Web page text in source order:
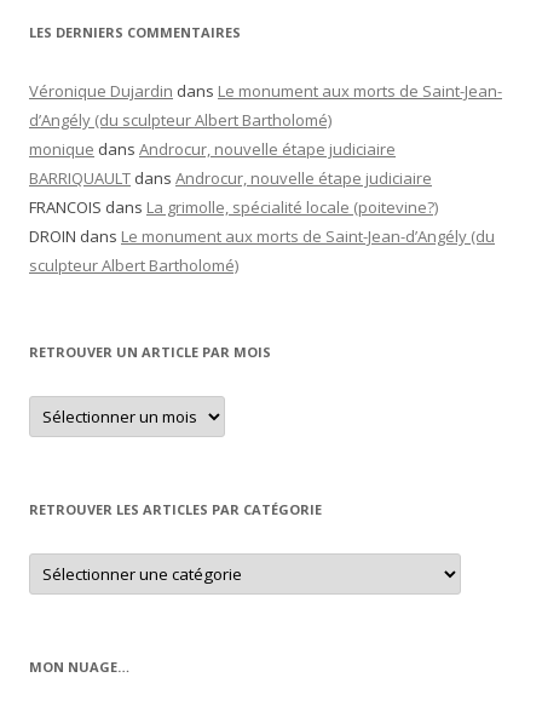
LES DERNIERS COMMENTAIRES
Véronique Dujardin dans Le monument aux morts de Saint-Jean-
d’Angély (du sculpteur Albert Bartholomé)
monique dans Androcur, nouvelle étape judiciaire
BARRIQUAULT dans Androcur, nouvelle étape judiciaire
FRANCOIS dans La grimolle, spécialité locale (poitevine?)
DROIN dans Le monument aux morts de Saint-Jean-d’Angély (du
sculpteur Albert Bartholomé)
RETROUVER UN ARTICLE PAR MOIS
Retrouver
un
article
RETROUVER LES ARTICLES PAR CATÉGORIE
Retrouver
les
articles
MON NUAGE…